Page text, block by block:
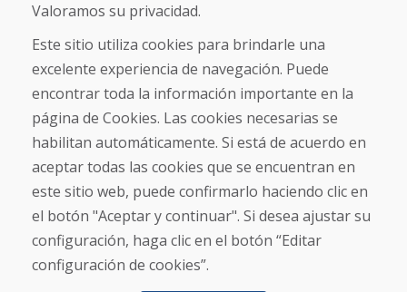
Sobre nosotros
Comercio
Contacto
Compra
Tienda electrónica
Términos y condiciones
Envío y pago
NORMAS DE RECLAMACIÓN
Devolución y cambio de mercancías
Valoramos su privacidad.
Este sitio utiliza cookies para brindarle una
excelente experiencia de navegación. Puede
encontrar toda la información importante en la
página de Cookies. Las cookies necesarias se
habilitan automáticamente. Si está de acuerdo en
aceptar todas las cookies que se encuentran en
este sitio web, puede confirmarlo haciendo clic en
el botón "Aceptar y continuar". Si desea ajustar su
configuración, haga clic en el botón “Editar
configuración de cookies”.